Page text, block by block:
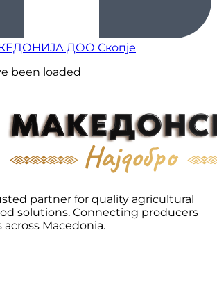
ДОО Скопје
been loaded
partner for quality agricultural
solutions. Connecting producers
Macedonia.